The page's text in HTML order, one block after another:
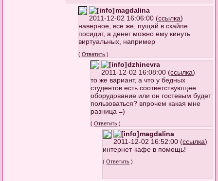
magdalina
2011-12-02 16:06:00 (ссылка)
наверное, все же, пущай в скайпе
посидит, а денег можно ему кинуть
виртуальных, например
(Ответить )
dzhinevra
2011-12-02 16:08:00 (ссылка)
то же вариант, а что у бедных
студентов есть соответствующее
оборудование или он гостевым будет
пользоваться? впрочем какая мне
разница =)
(Ответить )
magdalina
2011-12-02 16:52:00 (ссылка)
интернет-кафе в помощь!
(Ответить )